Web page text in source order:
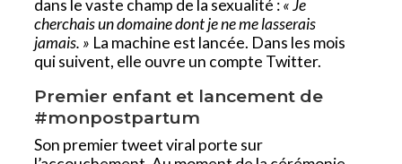
dans le vaste champ de la sexualité :« Je
cherchais un domaine dont je ne me lasserais
jamais. » La machine est lancée. Dans les mois
qui suivent, elle ouvre un compte Twitter.
Premier enfant et lancement de
#monpostpartum
Son premier tweet viral porte sur